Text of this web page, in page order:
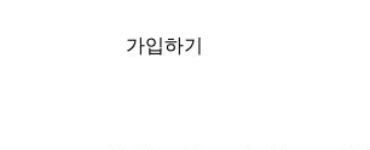
가입하기